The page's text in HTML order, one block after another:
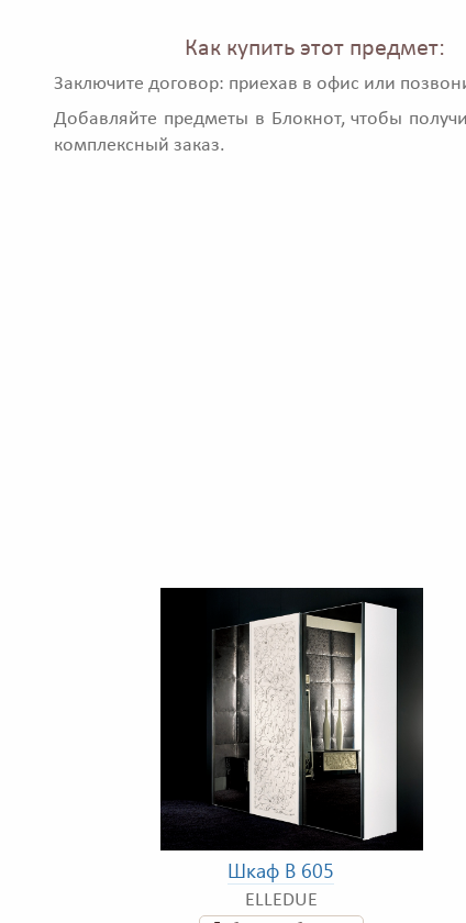
Как купить этот предмет:
Заключите договор: приехав в офис или
Добавляйте предметы в Блокнот, чтобы
комплексный заказ.
Шкаф B 605
ELLEDUE